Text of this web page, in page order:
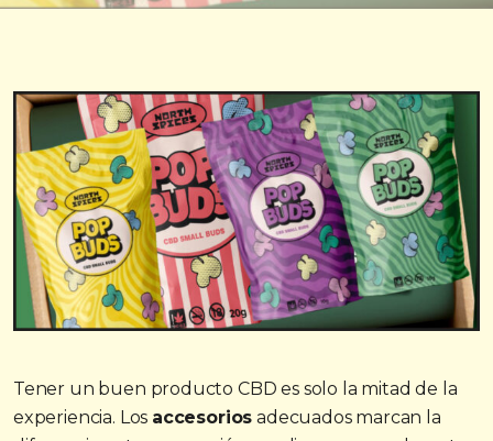
Tener un buen producto CBD es solo la mitad de la
experiencia. Los accesorios adecuados marcan la